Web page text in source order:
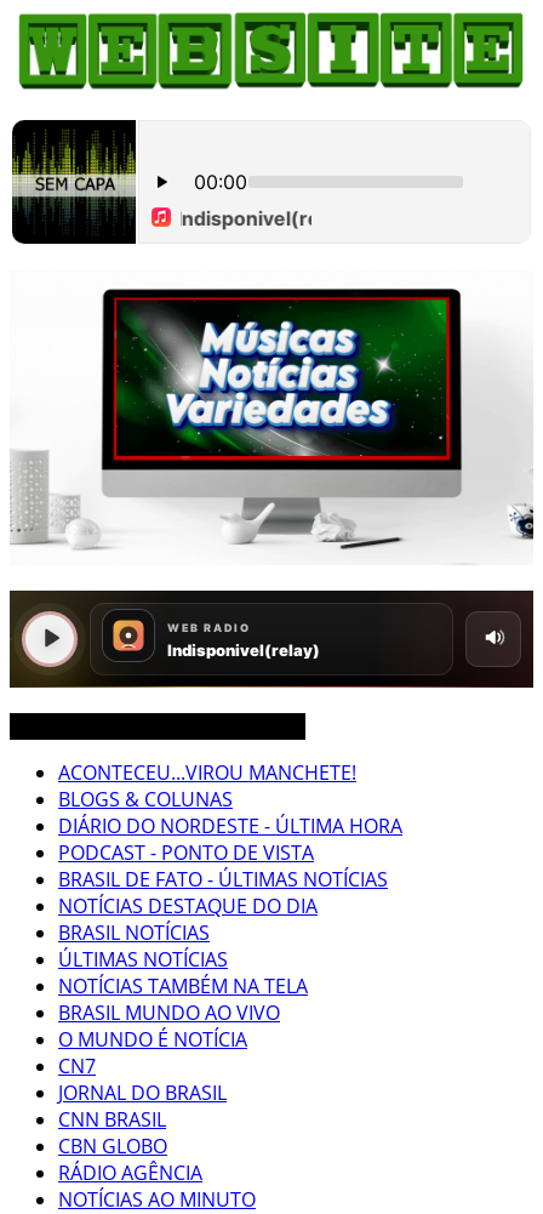
ACONTECEU...VIROU MANCHETE!
BLOGS & COLUNAS
DIÁRIO DO NORDESTE - ÚLTIMA HORA
PODCAST - PONTO DE VISTA
BRASIL DE FATO - ÚLTIMAS NOTÍCIAS
NOTÍCIAS DESTAQUE DO DIA
BRASIL NOTÍCIAS
ÚLTIMAS NOTÍCIAS
NOTÍCIAS TAMBÉM NA TELA
BRASIL MUNDO AO VIVO
O MUNDO É NOTÍCIA
CN7
JORNAL DO BRASIL
CNN BRASIL
CBN GLOBO
RÁDIO AGÊNCIA
NOTÍCIAS AO MINUTO